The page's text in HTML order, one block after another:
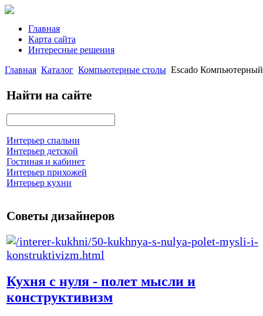
Главная
Карта сайта
Интересные решения
Главная Каталог Компьютерные столы Escado
Найти на сайте
Интерьер спальни
Интерьер детской
Гостиная и кабинет
Интерьер прихожей
Интерьер кухни
Советы дизайнеров
Кухня с нуля - полет мысли и
конструктивизм